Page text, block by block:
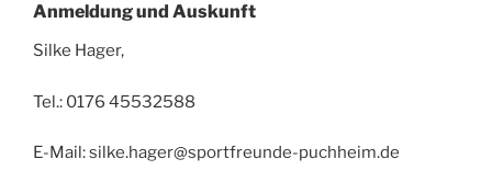
Anmeldung und Auskunft
Silke Hager,
Tel.: 0176 45532588
E-Mail: silke.hager@sportfreunde-puchheim.de